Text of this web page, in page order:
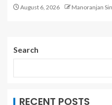
August 6, 2026 Manoranjan
Search
RECENT POSTS